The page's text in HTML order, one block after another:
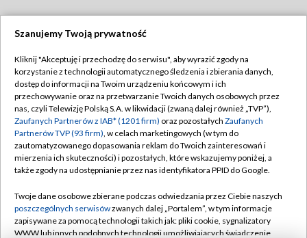
TVP
Abonament TVP
Emisja w TVP
Centrum informacji TVP
Naziemna Telewizja Cyfrowa
Rada Programowa
System NOS
Regulamin TVP
Polityka prywatności
Moje zgody
Pomoc
Kontakt
Szanujemy Twoją prywatność
Kliknij "Akceptuję i przechodzę do serwisu", aby wyrazić zgody na
korzystanie z technologii automatycznego śledzenia i zbierania danych,
dostęp do informacji na Twoim urządzeniu końcowym i ich
przechowywanie oraz na przetwarzanie Twoich danych osobowych przez
nas, czyli Telewizję Polską S.A. w likwidacji (zwaną dalej również „TVP”),
Zaufanych Partnerów z IAB* (1201 firm) oraz pozostałych Zaufanych
Partnerów TVP (93 firm), w celach marketingowych (w tym do
zautomatyzowanego dopasowania reklam do Twoich zainteresowań i
mierzenia ich skuteczności) i pozostałych, które wskazujemy poniżej, a
także zgody na udostępnianie przez nas identyfikatora PPID do Google.
Twoje dane osobowe zbierane podczas odwiedzania przez Ciebie naszych
poszczególnych serwisówzwanych dalej „Portalem”, w tym informacje
zapisywane za pomocą technologii takich jak: pliki cookie, sygnalizatory
WWW lub innych podobnych technologii umożliwiających świadczenie